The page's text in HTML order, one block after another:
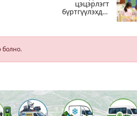
цэцэрлэгт
бүртгүүлэхдээ
болно.